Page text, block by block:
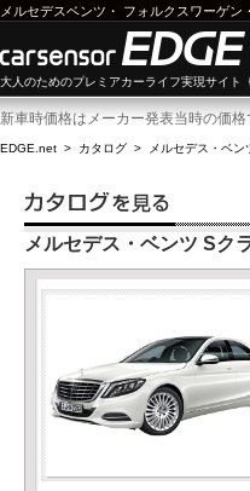
メルセデスベンツ ・ フォルクスワーゲン
大人のためのプレミアカーライフ実現サイト
新車時価格はメーカー発表当時の価格
EDGE.net > カタログ > メルセデス・ベン
メルセデス・ベンツ Sク